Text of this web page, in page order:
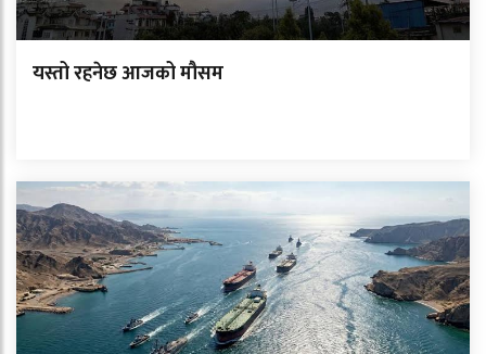
यस्तो रहनेछ आजको मौसम